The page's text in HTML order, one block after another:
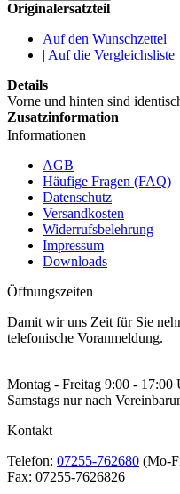
Originalersatzteil
Auf den Wunschzettel
| Auf die Vergleichsliste
Details
Vorne und hinten sind
Zusatzinformation
Informationen
AGB
Häufige Fragen (FAQ)
Datenschutz
Versandkosten
Widerrufsbelehrung
Impressum
Downloads
Öffnungszeiten
Damit wir uns Zeit für Sie
telefonische Voranmeldung.
Montag - Freitag 9:00 - 17:00
Samstags nur nach
Kontakt
Telefon: 07255-762680 (Mo-
Fax: 07255-7626826